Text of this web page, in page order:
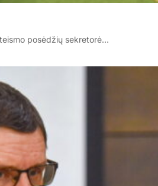
posėdžių sekretorė…